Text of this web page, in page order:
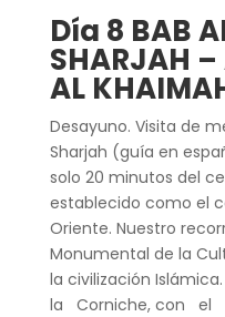
Día 8 BAB
SHARJAH
AL
Desayuno. Visita de
Sharjah (guía en
solo 20 minutos del
establecido como el
Oriente. Nuestro
Monumental de la
la civilización
la Corniche, con el